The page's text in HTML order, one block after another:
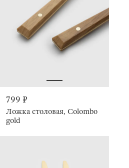
799 ₽
Ложка столовая, Colombo
gold